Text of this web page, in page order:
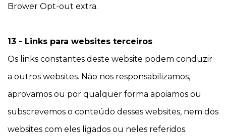
Brower Opt-out extra.
13 - Links para websites terceiros
Os links constantes deste website podem conduzir
a outros websites. Não nos responsabilizamos,
aprovamos ou por qualquer forma apoiamos ou
subscrevemos o conteúdo desses websites, nem dos
websites com eles ligados ou neles referidos.